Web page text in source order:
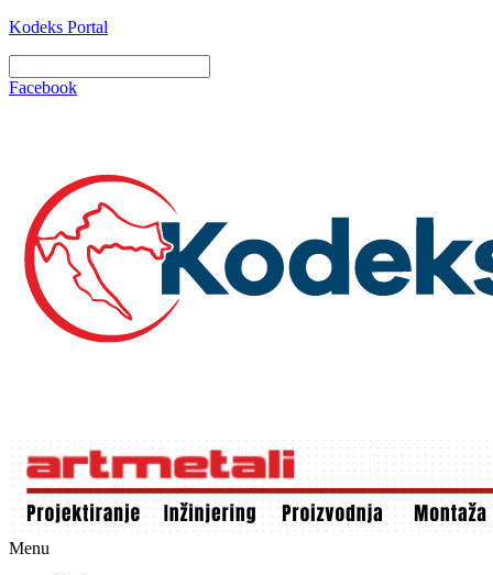
Kodeks Portal
Facebook
Menu